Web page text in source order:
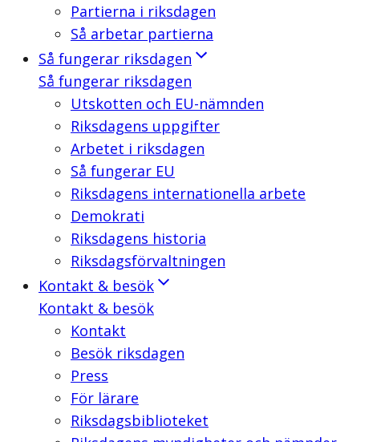
Partierna i riksdagen
Så arbetar partierna
Så fungerar riksdagen
Så fungerar riksdagen
Utskotten och EU-nämnden
Riksdagens uppgifter
Arbetet i riksdagen
Så fungerar EU
Riksdagens internationella arbete
Demokrati
Riksdagens historia
Riksdagsförvaltningen
Kontakt & besök
Kontakt & besök
Kontakt
Besök riksdagen
Press
För lärare
Riksdagsbiblioteket